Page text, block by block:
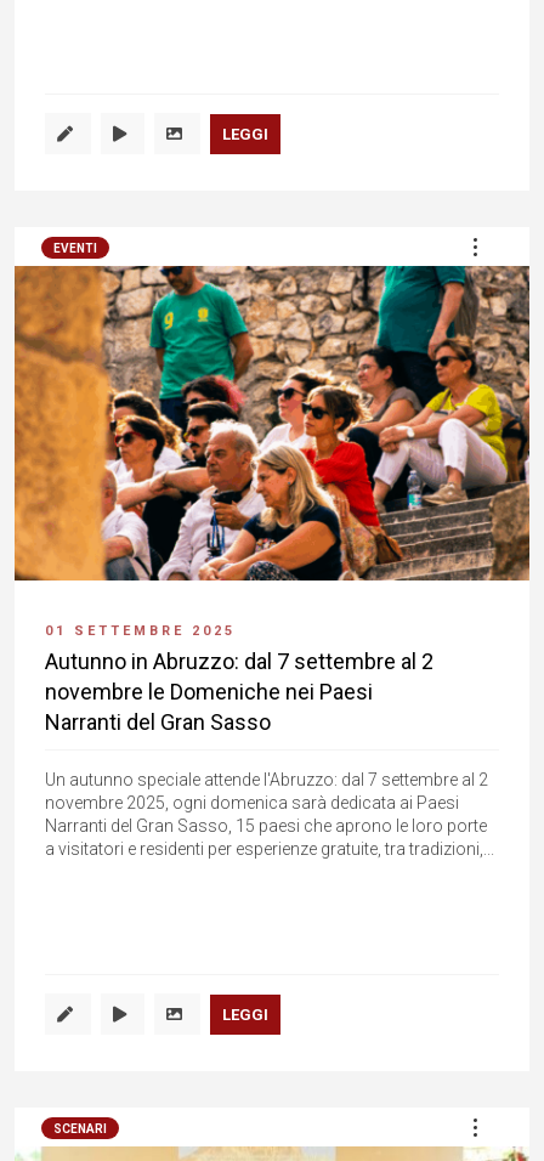
LEGGI
EVENTI
01 SETTEMBRE 2025
Autunno in Abruzzo: dal 7 settembre al 2
novembre le Domeniche nei Paesi
Narranti del Gran Sasso
Un autunno speciale attende l'Abruzzo: dal 7 settembre al 2
novembre 2025, ogni domenica sarà dedicata ai Paesi
Narranti del Gran Sasso, 15 paesi che aprono le loro porte
a visitatori e residenti per esperienze gratuite, tra tradizioni,...
LEGGI
SCENARI